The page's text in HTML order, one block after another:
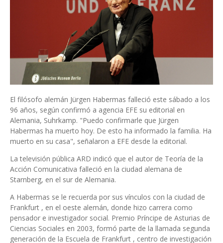
El filósofo alemán Jürgen Habermas falleció este sábado a los
96 años, según confirmó a agencia EFE su editorial en
Alemania, Suhrkamp. "Puedo confirmarle que Jürgen
Habermas ha muerto hoy. De esto ha informado la familia. Ha
muerto en su casa", señalaron a EFE desde la editorial.
La televisión pública ARD indicó que el autor de Teoría de la
Acción Comunicativa falleció en la ciudad alemana de
Starnberg, en el sur de Alemania.
A Habermas se le recuerda por sus vínculos con la ciudad de
Frankfurt , en el oeste alemán, donde hizo carrera como
pensador e investigador social. Premio Príncipe de Asturias de
Ciencias Sociales en 2003, formó parte de la llamada segunda
generación de la Escuela de Frankfurt , centro de investigación